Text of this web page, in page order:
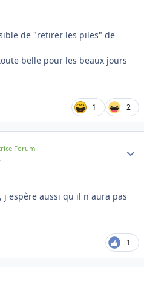
de "retirer les piles" de
belle pour les beaux jours
1 2
Forum
espère aussi qu il n aura pas
1